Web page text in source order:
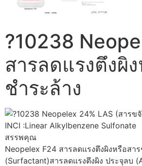
?10238
สารลดแรงตึงผิ
ชำระล้าง
10238 Neopelex 24% LAS (สารข
INCI :Linear Alkylbenzene Sulfonate
สรรพคุณ
Neopelex F24 สารลดแรงตึงผิงหรือสา
(Surfactant)สารลดแรงตึงผิง ประจุลบ